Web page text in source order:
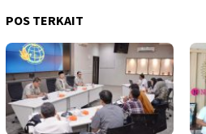
POS TERKAIT